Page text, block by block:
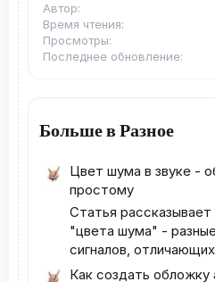
Автор
Время чтения
Просмотры
Последнее обновление
Больше в Разное
Цвет шума в звуке -
простому
Статья
"цвета шума" -
сигналов,
Как создать обложку